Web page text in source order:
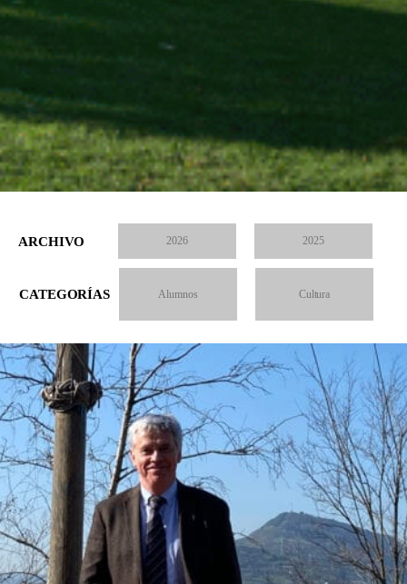
ARCHIVO 2026 2025
CATEGORÍAS Alumnos Cultura